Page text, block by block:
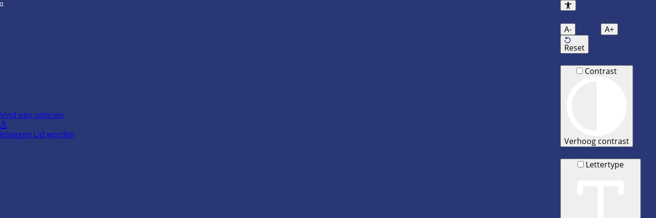
Ga
Vind een opticien
Inloggen Lid worden
A-
A+
Reset
Contrast
Verhoog contrast
Lettertype